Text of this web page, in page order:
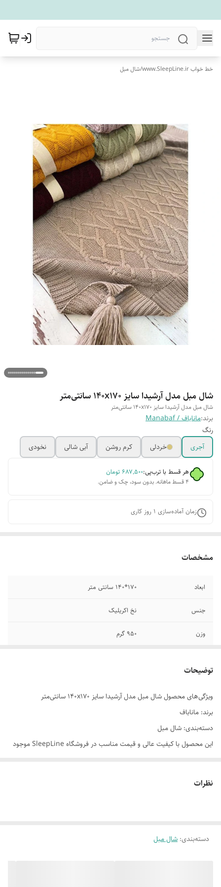
خط خواب www.SleepLine.ir /شال مبل
شال مبل مدل آرشیدا سایز 140x170 سانتی‌متر
شال مبل مدل آرشیدا سایز 140x170 سانتی‌متر
برند:ماناباف / Manabaf
رنگ
آجری
خردلی کرم روشن آبی شالی نخودی
هر قسط با ترب‌پی:۶۸۷٬۵۰۰ تومان
۴ قسط ماهانه. بدون سود، چک و ضامن.
زمان آماده‌سازی 1 روز کاری
مشخصات
ابعاد 170*140 سانتی متر
جنس نخ اکریلیک
وزن 950 گرم
توضیحات
ویژگی‌های محصول شال مبل مدل آرشیدا سایز 140x170 سانتی‌متر
برند: ماناباف
دسته‌بندی: شال مبل
این محصول با کیفیت عالی و قیمت مناسب در فروشگاه SleepLine موجود
نظرات
دسته‌بندی: شال مبل